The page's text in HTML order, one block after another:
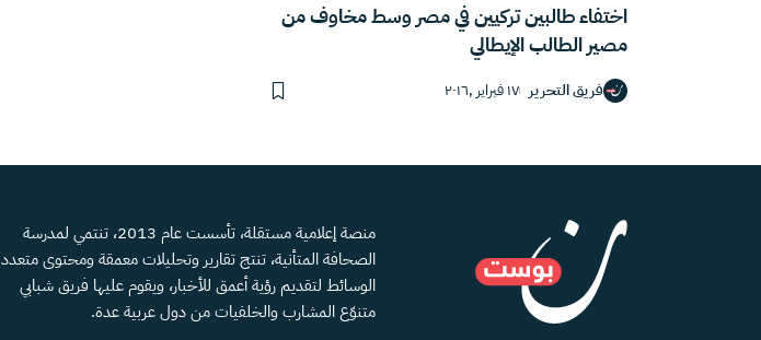
اختفاء طالبين تركيين في مصر وسط مخاوف من
مصير الطالب الإيطالي
فريق التحرير ١٧ فبراير ,٢٠١٦
منصة إعلامية مستقلة، تأسست عام 2013، تنتمي لمدرسة
الصحافة المتأنية، تنتج تقارير وتحليلات معمقة ومحتوى متعدد
الوسائط لتقديم رؤية أعمق للأخبار، ويقوم عليها فريق شبابي
متنوّع المشارب والخلفيات من دول عربية عدة.